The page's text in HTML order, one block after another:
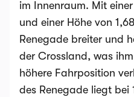
im Innenraum. Mit
und einer Höhe von
Renegade breiter und
der Crossland, was
höhere Fahrposition
des Renegade liegt bei